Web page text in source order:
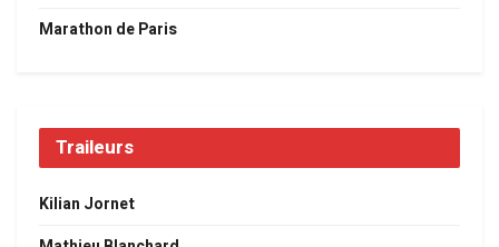
Marathon de Paris
Traileurs
Kilian Jornet